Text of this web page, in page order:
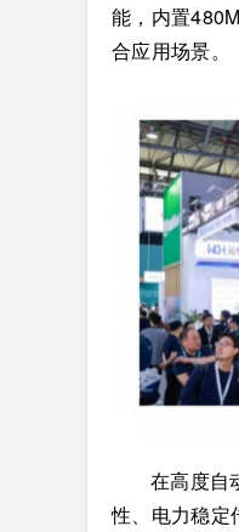
能，内置
合应用场景。
在高度自
性、电力稳定